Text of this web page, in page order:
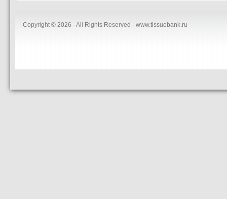
Copyright © 2026 - All Rights Reserved - www.tissuebank.ru